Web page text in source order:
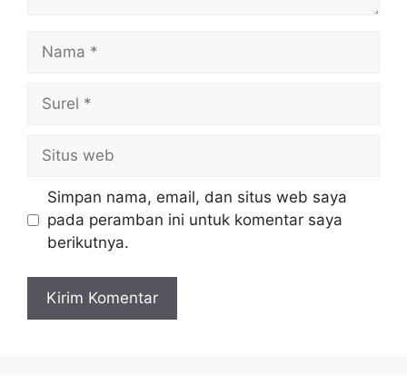
web
Simpan nama, email, dan situs web saya
pada peramban ini untuk komentar saya
berikutnya.